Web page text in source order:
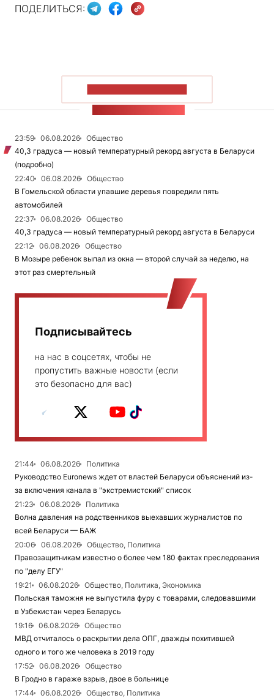
ПОДЕЛИТЬСЯ:
23:59 06.08.2026
Общество
40,3 градуса — новый температурный рекорд августа в Беларуси
(подробно)
22:40
06.08.2026
Общество
В Гомельской области упавшие деревья повредили пять
автомобилей
22:37
06.08.2026
Общество
40,3 градуса — новый температурный рекорд августа в Беларуси
22:12
06.08.2026
Общество
В Мозыре ребенок выпал из окна — второй случай за неделю, на
этот раз смертельный
Подписывайтесь
на нас в соцсетях, чтобы не
пропустить важные новости (если
это безопасно для вас)
21:44 06.08.2026
Политика
Руководство Euronews ждет от властей Беларуси объяснений из-
за включения канала в "экстремистский" список
21:23
06.08.2026
Политика
Волна давления на родственников выехавших журналистов по
всей Беларуси — БАЖ
20:06
06.08.2026
Общество, Политика
Правозащитникам известно о более чем 180 фактах преследования
по "делу ЕГУ"
19:21
06.08.2026
Общество, Политика, Экономика
Польская таможня не выпустила фуру с товарами, следовавшими
в Узбекистан через Беларусь
19:16
06.08.2026
Общество
МВД отчиталось о раскрытии дела ОПГ, дважды похитившей
одного и того же человека в 2019 году
17:52
06.08.2026
Общество
В Гродно в гараже взрыв, двое в больнице
17:44
06.08.2026
Общество, Политика